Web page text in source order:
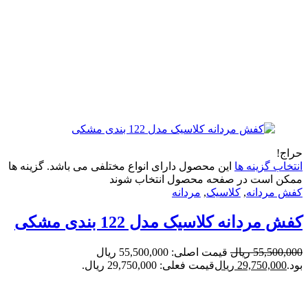
ها این محصول دارای انواع مختلفی می باشد. گزینه ها
در صفحه محصول انتخاب شوند
, کلاسیک, مردانه
کلاسیک مدل 122 بندی مشکی
ریال
قیمت اصلی: 55,500,000 ریال
ریالقیمت فعلی: 29,750,000 ریال.